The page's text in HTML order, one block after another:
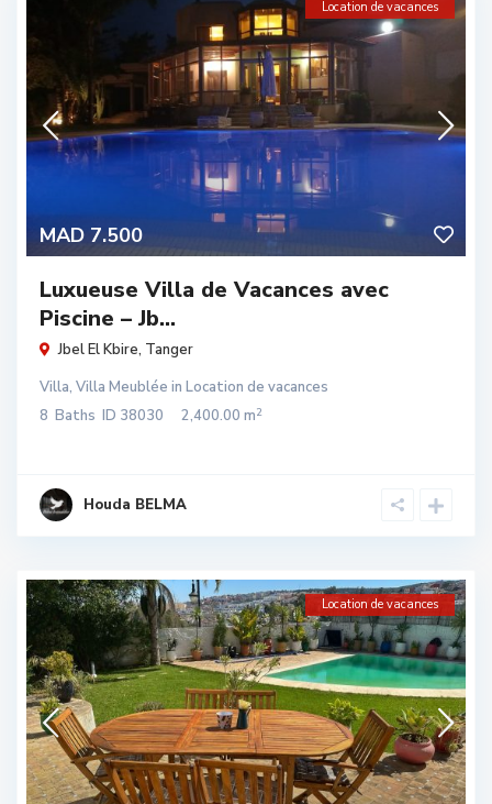
MAD 7.500
Location de vacances
Luxueuse Villa de Vacances avec
Piscine – Jb...
Jbel El Kbire, Tanger
Villa, Villa Meublée in Location de vacances
8 Baths ID 38030 2,400.00 m2
Houda BELMA
Location de vacances